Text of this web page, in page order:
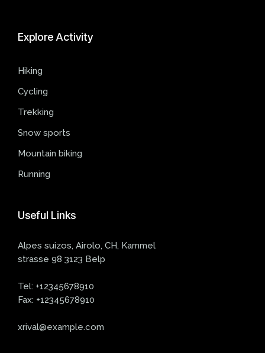
ExploreActivity
Hiking
Cycling
Trekking
Snow sports
Mountain biking
Running
Useful Links
Alpes suizos, Airolo, CH, Kammel
strasse 98 3123 Belp
Tel: +12345678910
Fax: +12345678910
xrival@example.com